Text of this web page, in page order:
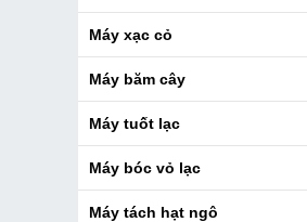
Máy xạc cỏ
Máy băm cây
Máy tuốt lạc
Máy bóc vỏ lạc
Máy tách hạt ngô